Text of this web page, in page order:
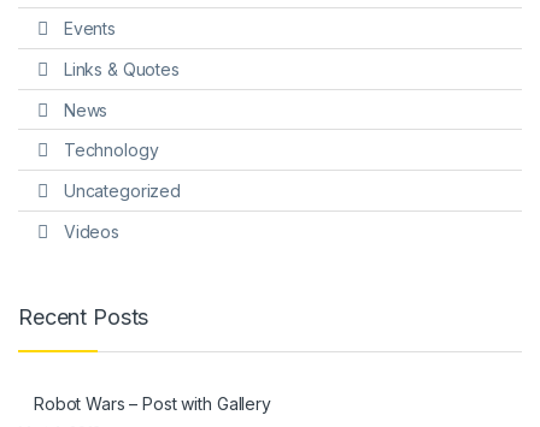
Events
Links & Quotes
News
Technology
Uncategorized
Videos
Recent Posts
Robot Wars – Post with Gallery